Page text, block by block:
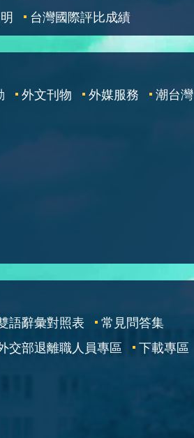
台灣國際評比成績
外文刊物 外媒服務 潮台灣
語辭彙對照表
常見問答集
交部退離職人員專區
下載專區